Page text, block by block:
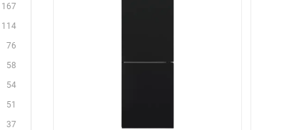
167
114
76
58
54
51
37